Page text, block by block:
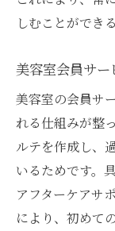
しむことができ
美容室会員サ
美容室の会員サ
れる仕組みが整
ルテを作成し、
いるためです。
アフターケアサ
により、初めて